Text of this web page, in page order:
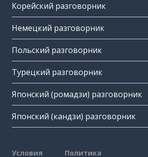
Корейский разговорник
Немецкий разговорник
Польский разговорник
Турецкий разговорник
Японский (ромадзи) разговорник
Японский (кандзи) разговорник
Условия Политика